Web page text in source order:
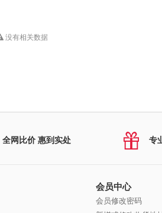
没有相关数据
全网比价 惠到实处 专
会员中心
会员修改密码